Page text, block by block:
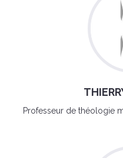
Professeur de théologie